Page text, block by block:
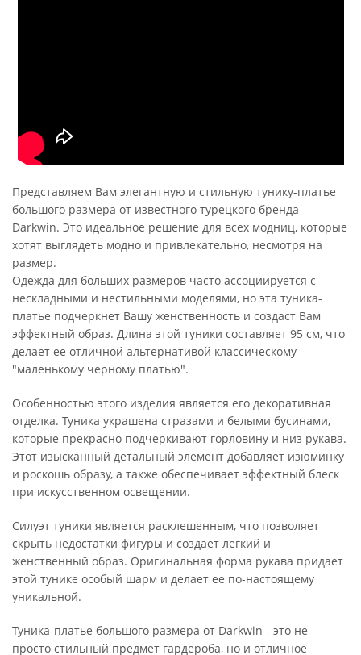
Представляем Вам элегантную и стильную тунику-платье
большого размера от известного турецкого бренда
Darkwin. Это идеальное решение для всех модниц, которые
хотят выглядеть модно и привлекательно, несмотря на
размер.
Одежда для больших размеров часто ассоциируется с
нескладными и нестильными моделями, но эта туника-
платье подчеркнет Вашу женственность и создаст Вам
эффектный образ. Длина этой туники составляет 95 см, что
делает ее отличной альтернативой классическому
"маленькому черному платью".
Особенностью этого изделия является его декоративная
отделка. Туника украшена стразами и белыми бусинами,
которые прекрасно подчеркивают горловину и низ рукава.
Этот изысканный детальный элемент добавляет изюминку
и роскошь образу, а также обеспечивает эффектный блеск
при искусственном освещении.
Силуэт туники является расклешенным, что позволяет
скрыть недостатки фигуры и создает легкий и
женственный образ. Оригинальная форма рукава придает
этой тунике особый шарм и делает ее по-настоящему
уникальной.
Туника-платье большого размера от Darkwin - это не
просто стильный предмет гардероба, но и отличное